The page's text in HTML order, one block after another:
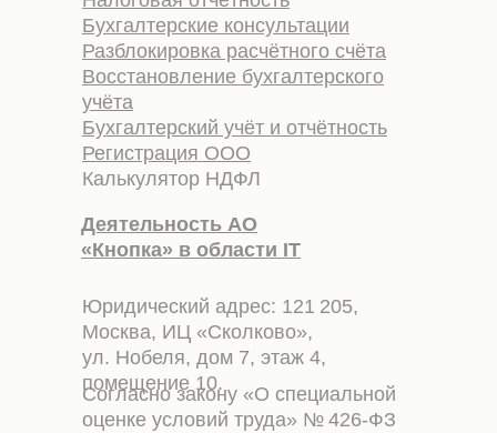
Бухгалтерские консультации
Разблокировка расчётного счёта
Восстановление бухгалтерского
учёта
Бухгалтерский учёт и отчётность
Регистрация ООО
Калькулятор НДФЛ
Деятельность АО
«Кнопка» в области IT
Юридический адрес: 121 205,
Москва, ИЦ «Сколково»,
ул. Нобеля, дом 7, этаж 4,
помещение 10.
Согласно закону «О специальной
оценке условий труда» № 426-ФЗ